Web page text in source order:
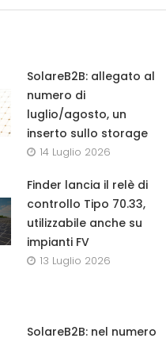
SolareB2B: allegato al
numero di
luglio/agosto, un
inserto sullo storage
14 Luglio 2026
Finder lancia il relè di
controllo Tipo 70.33,
utilizzabile anche su
impianti FV
13 Luglio 2026
SolareB2B: nel numero